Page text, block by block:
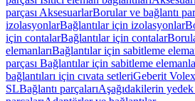
parçası AksesuarlarBorular ve bağlantı
izolasyonlarBağlantılar için izolasyonlar
için contalarBağlantılar için contalar
elemanlarıBağlantılar için sabitleme
parçası Bağlantılar için sabitleme
bağlantıları için cıvata setleriGeberit Volex
SLBağlantı parçalarıAşağıdakilerin yedek